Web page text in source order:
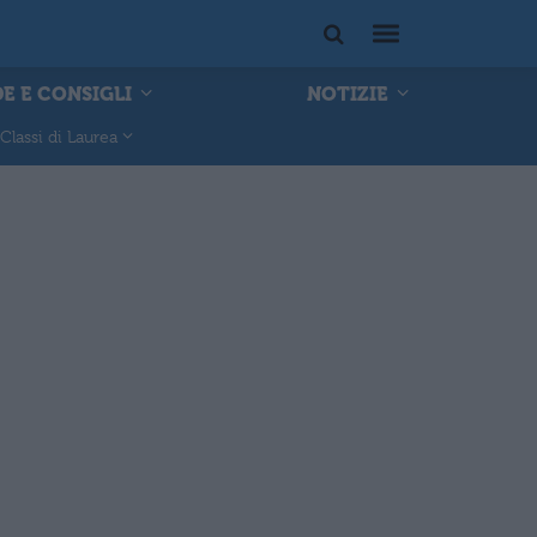
E CONSIGLI NOTIZIE
Classi di Laurea